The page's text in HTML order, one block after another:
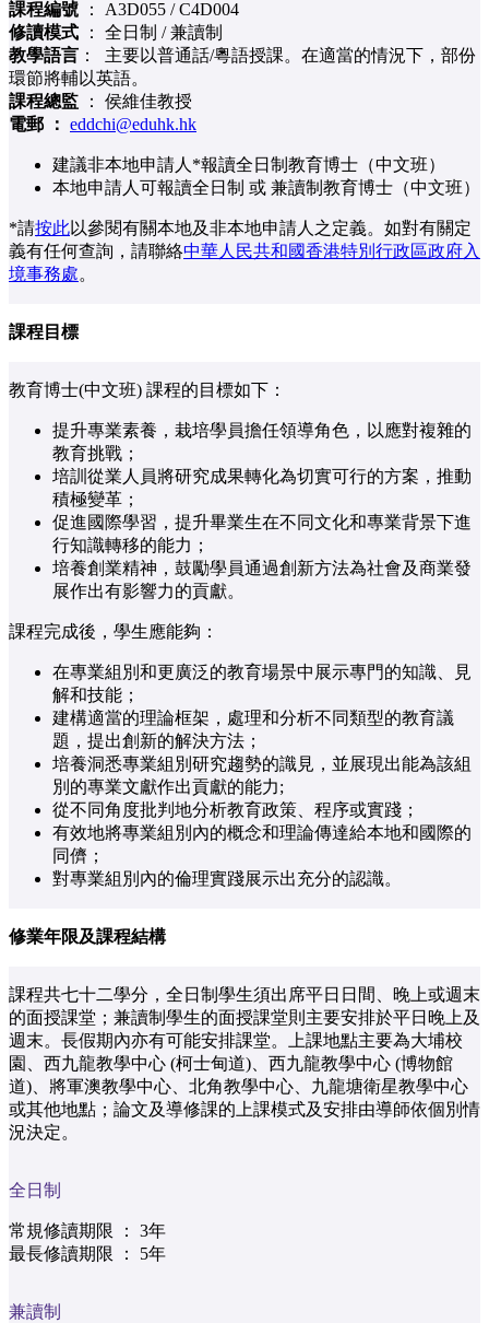
課程編號
： A3D055 / C4D004
修讀模式
： 全日制 / 兼讀制
教學語言 ： 主要以普通話/粵語授課。在適當的情況下，部份
環節將輔以英語。
課程總監
： 侯維佳教授
電郵 ： eddchi@eduhk.hk
建議非本地申請人*報讀全日制教育博士（中文班）
本地申請人可報讀全日制 或 兼讀制教育博士（中文班）
*請按此以參閱有關本地及非本地申請人之定義。如對有關定
義有任何查詢，請聯絡中華人民共和國香港特別行政區政府入
境事務處。
課程目標
教育博士(中文班) 課程的目標如下：
提升專業素養，栽培學員擔任領導角色，以應對複雜的
教育挑戰；
培訓從業人員將研究成果轉化為切實可行的方案，推動
積極變革；
促進國際學習，提升畢業生在不同文化和專業背景下進
行知識轉移的能力；
培養創業精神，鼓勵學員通過創新方法為社會及商業發
展作出有影響力的貢獻。
課程完成後，學生應能夠：
在專業組別和更廣泛的教育場景中展示專門的知識、見
解和技能；
建構適當的理論框架，處理和分析不同類型的教育議
題，提出創新的解決方法；
培養洞悉專業組別研究趨勢的識見，並展現出能為該組
別的專業文獻作出貢獻的能力;
從不同角度批判地分析教育政策、程序或實踐；
有效地將專業組別內的概念和理論傳達給本地和國際的
同儕；
對專業組別內的倫理實踐展示出充分的認識。
修業年限及課程結構
課程共七十二學分，全日制學生須出席平日日間、晚上或週末
的面授課堂；兼讀制學生的面授課堂則主要安排於平日晚上及
週末。長假期內亦有可能安排課堂。上課地點主要為大埔校
園、西九龍教學中心 (柯士甸道)、西九龍教學中心 (博物館
道)、將軍澳教學中心、北角教學中心、九龍塘衛星教學中心
或其他地點；論文及導修課的上課模式及安排由導師依個別情
況決定。
全日制
常規修讀期限 ： 3年
最長修讀期限 ： 5年
兼讀制